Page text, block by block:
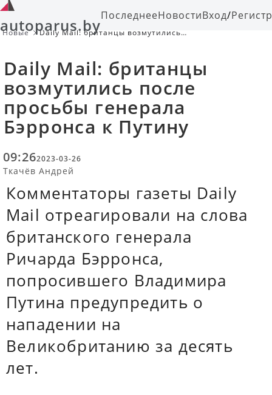
autoparus.byПоследнееНовостиВход/
Новые
Daily Mail: британцы возмутились
Daily Mail: британцы
возмутились после
просьбы генерала
Бэрронса к Путину
09:262023-03-26
Ткачёв Андрей
Комментаторы газеты Daily
Mail отреагировали на слова
британского генерала
Ричарда Бэрронса,
попросившего Владимира
Путина предупредить о
нападении на
Великобританию за десять
лет.